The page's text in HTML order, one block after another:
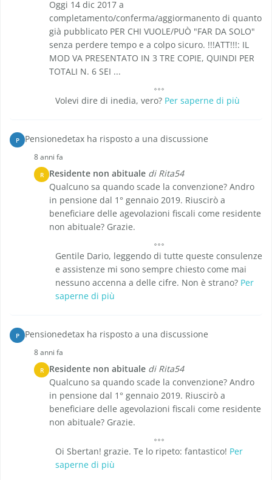
Oggi 14 dic 2017 a
completamento/conferma/aggiormanento di quanto
già pubblicato PER CHI VUOLE/PUÒ "FAR DA SOLO"
senza perdere tempo e a colpo sicuro. !!!ATT!!!: IL
MOD VA PRESENTATO IN 3 TRE COPIE, QUINDI PER
TOTALI N. 6 SEI ...
Volevi dire di inedia, vero? Per saperne di più
P Pensionedetax ha risposto a una discussione
8 anni fa
R Residente non abituale di Rita54
Qualcuno sa quando scade la convenzione? Andro
in pensione dal 1° gennaio 2019. Riuscirò a
beneficiare delle agevolazioni fiscali come residente
non abituale? Grazie.
Gentile Dario, leggendo di tutte queste consulenze
e assistenze mi sono sempre chiesto come mai
nessuno accenna a delle cifre. Non è strano? Per
saperne di più
P Pensionedetax ha risposto a una discussione
8 anni fa
R Residente non abituale di Rita54
Qualcuno sa quando scade la convenzione? Andro
in pensione dal 1° gennaio 2019. Riuscirò a
beneficiare delle agevolazioni fiscali come residente
non abituale? Grazie.
Oi Sbertan! grazie. Te lo ripeto: fantastico! Per
saperne di più